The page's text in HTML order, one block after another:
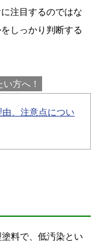
注目するのではな
しっかり判断する
方へ！
、注意点につい
料で、低汚染とい